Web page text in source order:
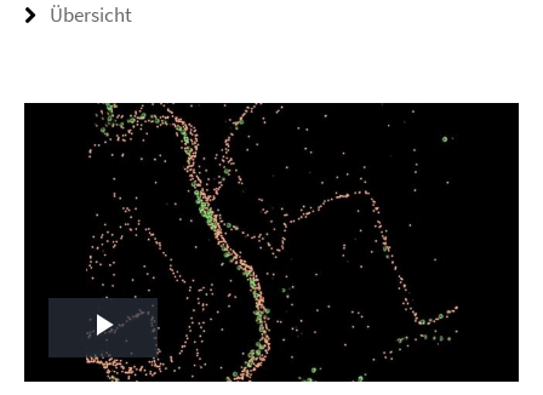
Übersicht
Play